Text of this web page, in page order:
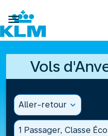

Vols
Aller-retour expand_more
1 Passager, Classe